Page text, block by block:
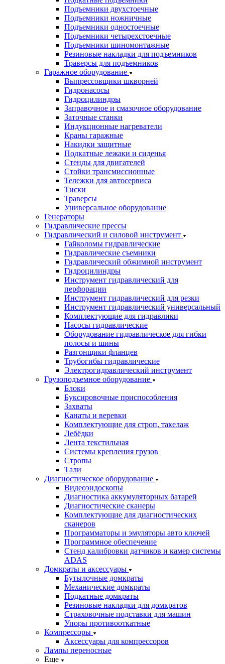
Подъемники двухстоечные
Подъемники ножничные
Подъемники одностоечные
Подъемники четырехстоечные
Подъемники шиномонтажные
Резиновые накладки для подъемников
Траверсы для подъемников
Гаражное оборудование
Выпрессовщики шкворней
Гидронасосы
Гидроцилиндры
Заправочное и смазочное оборудование
Заточные станки
Индукционные нагреватели
Краны гаражные
Накидки защитные
Подкатные лежаки и сиденья
Стенды для двигателей
Стойки трансмиссионные
Тележки для автосервиса
Тиски
Траверсы
Универсальное оборудование
Генераторы
Гидравлические прессы
Гидравлический и силовой инструмент
Гайколомы гидравлические
Гидравлические съемники
Гидравлический обжимной инструмент
Гидроцилиндры
Инструмент гидравлический для
перфорации
Инструмент гидравлический для резки
Инструмент гидравлический универсальный
Комплектующие для гидравлики
Насосы гидравлические
Оборудование гидравлическое для гибки
полосы и шины
Разгонщики фланцев
Трубогибы гидравлические
Электрогидравлический инструмент
Грузоподъемное оборудование
Блоки
Буксировочные приспособления
Захваты
Канаты и веревки
Комплектующие для строп, такелаж
Лебёдки
Лента текстильная
Системы крепления грузов
Стропы
Тали
Диагностическое оборудование
Видеоэндоскопы
Диагностика аккумуляторных батарей
Диагностические сканеры
Комплектующие для диагностических
сканеров
Программаторы и эмуляторы авто ключей
Программное обеспечение
Стенд калибровки датчиков и камер системы
ADAS
Домкраты и аксессуары
Бутылочные домкраты
Механические домкраты
Подкатные домкраты
Резиновые накладки для домкратов
Страховочные подставки для машин
Упоры противооткатные
Компрессоры
Аксессуары для компрессоров
Лампы переносные
Еще